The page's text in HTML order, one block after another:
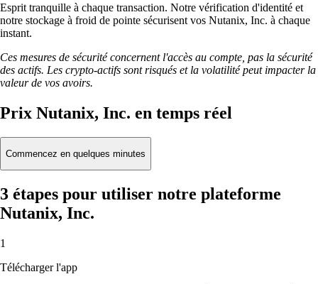
Esprit tranquille à chaque transaction. Notre vérification d'identité et
notre stockage à froid de pointe sécurisent vos Nutanix, Inc. à chaque
instant.
Ces mesures de sécurité concernent l'accès au compte, pas la sécurité
des actifs. Les crypto-actifs sont risqués et la volatilité peut impacter la
valeur de vos avoirs.
Prix Nutanix, Inc. en temps réel
Commencez en quelques minutes
3 étapes pour utiliser notre plateforme
Nutanix, Inc.
1
Télécharger l'app